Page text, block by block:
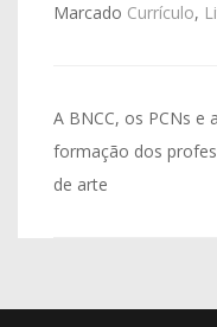
Marcado Currículo,
Navegação
de
Post
A BNCC, os PCNs e a
formação dos
de arte